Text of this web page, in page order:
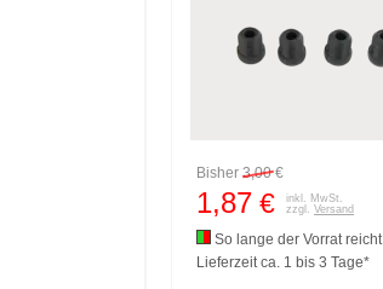
Bisher 3,00€
1,87 €
inkl. MwSt.
zzgl. Versand
So lange der Vorrat reicht
Lieferzeit ca. 1 bis 3 Tage*